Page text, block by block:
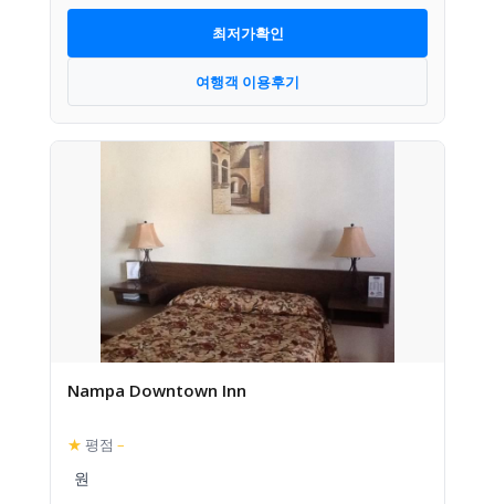
최저가확인
여행객 이용후기
Nampa Downtown Inn
★ 평점 –